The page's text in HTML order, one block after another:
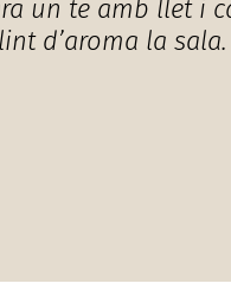
un te amb llet i
d’aroma la sala.